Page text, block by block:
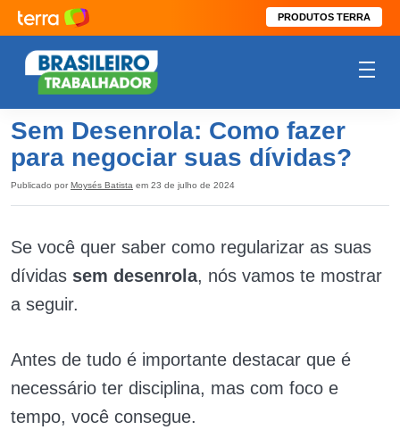
PRODUTOS TERRA
Sem Desenrola: Como fazer
para negociar suas dívidas?
Publicado por Moysés Batista em 23 de julho de 2024
Se você quer saber como regularizar as suas
dívidas sem desenrola, nós vamos te mostrar
a seguir.
Antes de tudo é importante destacar que é
necessário ter disciplina, mas com foco e
tempo, você consegue.